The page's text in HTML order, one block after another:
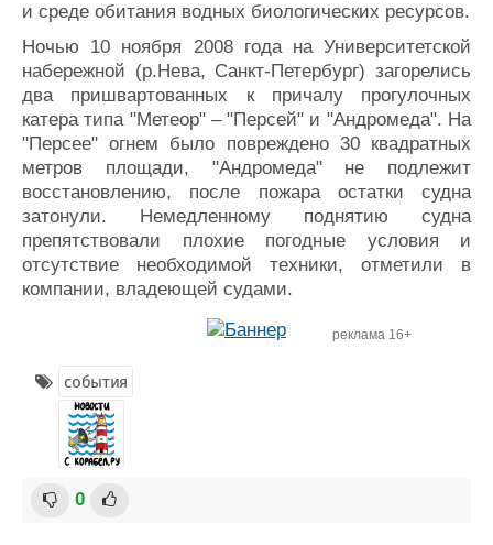
и среде обитания водных биологических ресурсов.
Ночью 10 ноября 2008 года на Университетской
набережной (р.Нева, Санкт-Петербург) загорелись
два пришвартованных к причалу прогулочных
катера типа "Метеор" – "Персей" и "Андромеда". На
"Персее" огнем было повреждено 30 квадратных
метров площади, "Андромеда" не подлежит
восстановлению, после пожара остатки судна
затонули. Немедленному поднятию судна
препятствовали плохие погодные условия и
отсутствие необходимой техники, отметили в
компании, владеющей судами.
реклама 16+
события
0